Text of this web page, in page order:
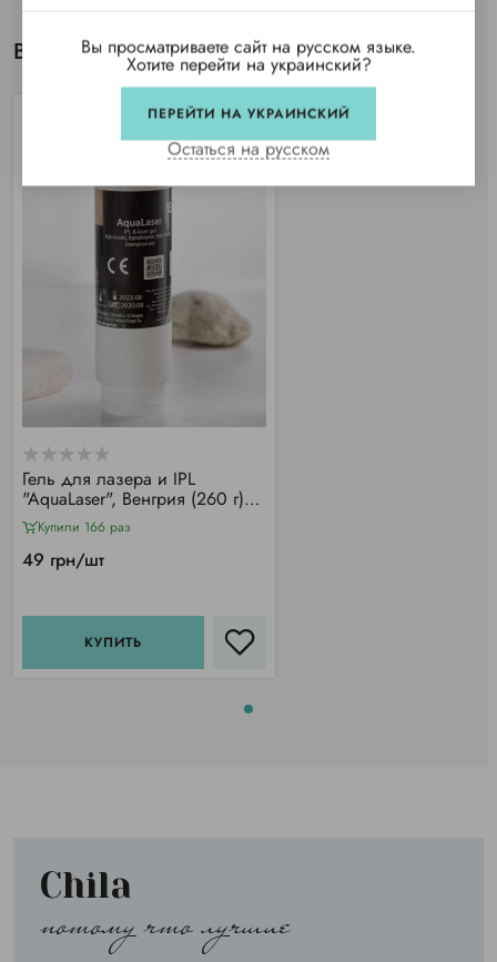
Вы просматривали
Гель для лазера и IPL
"AquaLaser", Венгрия (260 г)
прозрачный
Купили 166 раз
49 грн/шт
КУПИТЬ
Chila
потому что лучшие
Вы просматриваете сайт на русском языке.
Хотите перейти на украинский?
ПЕРЕЙТИ НА УКРАИНСКИЙ
Остаться на русском